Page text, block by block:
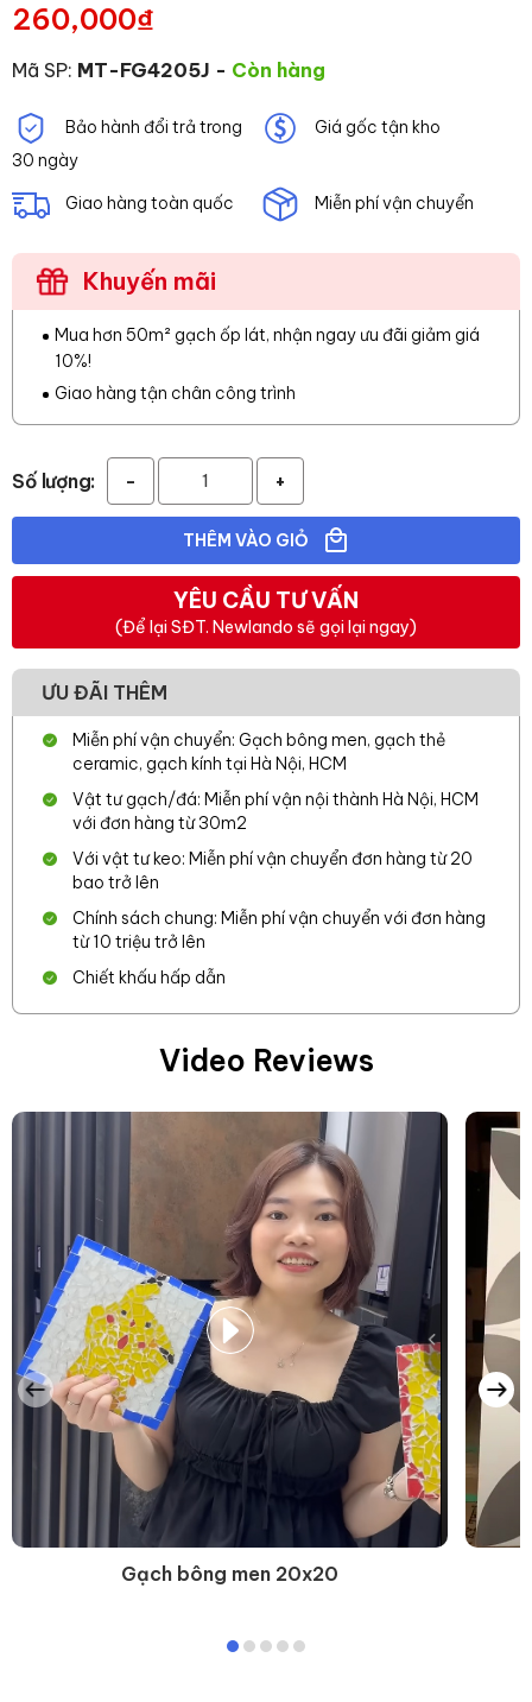
260,000₫
Mã SP: MT-FG4205J - Còn hàng
Bảo hành đổi trả trong
30 ngày
Giá gốc tận kho
Giao hàng toàn quốc Miễn phí vận chuyển
Khuyến mãi
Mua hơn 50m² gạch ốp lát, nhận ngay ưu đãi giảm giá
10%!
Giao hàng tận chân công trình
Số lượng: - +
THÊM VÀO GIỎ
YÊU CẦU TƯ VẤN
(Để lại SĐT. Newlando sẽ gọi lại ngay)
ƯU ĐÃI THÊM
Miễn phí vận chuyển: Gạch bông men, gạch thẻ
ceramic, gạch kính tại Hà Nội, HCM
Vật tư gạch/đá: Miễn phí vận nội thành Hà Nội, HCM
với đơn hàng từ 30m2
Với vật tư keo: Miễn phí vận chuyển đơn hàng từ 20
bao trở lên
Chính sách chung: Miễn phí vận chuyển với đơn hàng
từ 10 triệu trở lên
Chiết khấu hấp dẫn
Video Reviews
Gạch bông men 20x20